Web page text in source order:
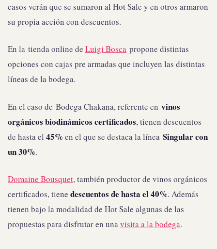
casos verán que se sumaron al Hot Sale y en otros armaron
su propia acción con descuentos.
En la tienda online de Luigi Bosca propone distintas
opciones con cajas pre armadas que incluyen las distintas
líneas de la bodega.
En el caso de Bodega Chakana, referente en vinos
orgánicos biodinámicos certificados, tienen descuentos
de hasta el 45% en el que se destaca la línea Singular con
un 30%.
Domaine Bousquet, también productor de vinos orgánicos
certificados, tiene descuentos de hasta el 40%. Además
tienen bajo la modalidad de Hot Sale algunas de las
propuestas para disfrutar en unavisita a la bodega.